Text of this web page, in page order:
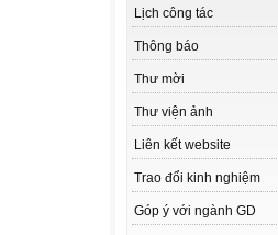
Lịch công tác
Thông báo
Thư mời
Thư viện ảnh
Liên kết website
Trao đổi kinh nghiệm
Góp ý với ngành GD